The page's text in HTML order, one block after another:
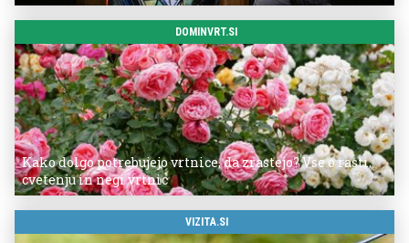
DOMINVRT.SI
Kako dolgo potrebujejo vrtnice, da zrastejo? Vse o rasti,
cvetenju in negi vrtnic
VIZITA.SI